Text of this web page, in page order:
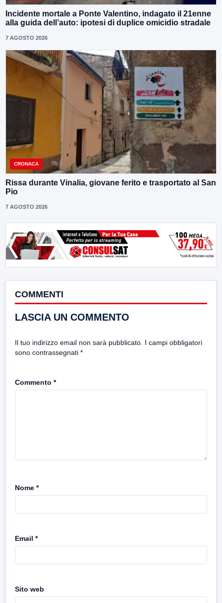
Incidente mortale a Ponte Valentino, indagato il 21enne
alla guida dell’auto: ipotesi di duplice omicidio stradale
7 AGOSTO 2026
CRONACA
Rissa durante Vinalia, giovane ferito e trasportato al San
Pio
7 AGOSTO 2026
COMMENTI
LASCIA UN COMMENTO
Il tuo indirizzo email non sarà pubblicato. I campi obbligatori
sono contrassegnati *
Commento *
Nome *
Email *
Sito web